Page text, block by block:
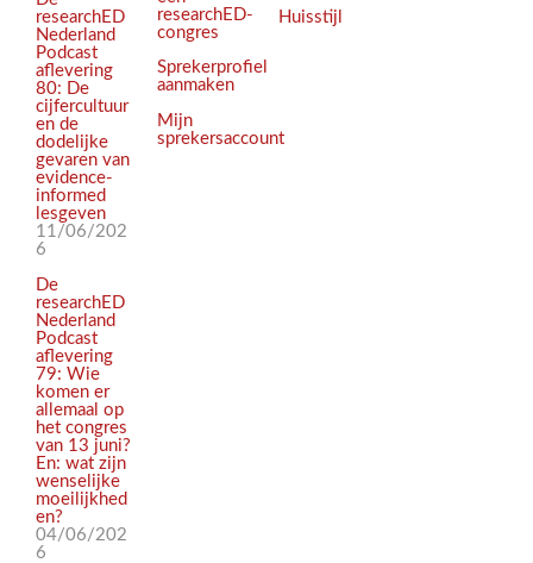
researchED
Nederland
Podcast
aflevering
80: De
cijfercultuur
en de
dodelijke
gevaren van
evidence-
informed
lesgeven
11/06/202
6
De
researchED
Nederland
Podcast
aflevering
79: Wie
komen er
allemaal op
het congres
van 13 juni?
En: wat zijn
wenselijke
moeilijkhed
en?
04/06/202
6
researchED-
congres
Sprekerprofiel
aanmaken
Mijn
sprekersaccount
Huisstijl